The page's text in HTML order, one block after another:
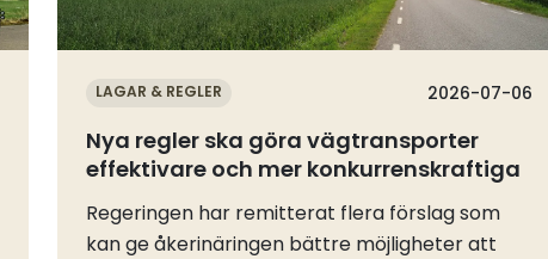
LAGAR & REGLER 2026-07-06
Nya regler ska göra vägtransporter
effektivare och mer konkurrenskraftiga
Regeringen har remitterat flera förslag som
kan ge åkerinäringen bättre möjligheter att